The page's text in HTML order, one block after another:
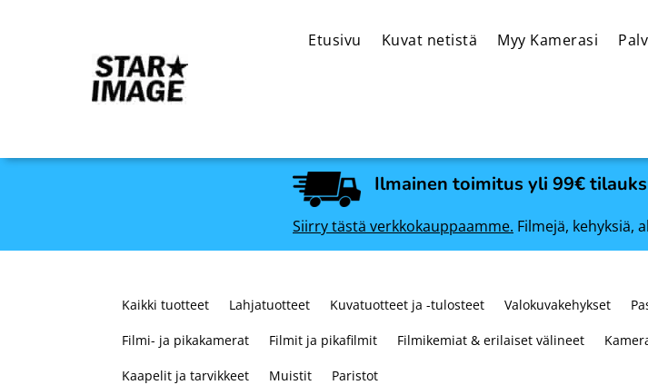
Etusivu Kuvat netistä Myy Kamerasi
Ilmainen toimitus yli 99€
Siirry tästä verkkokauppaamme. Filmejä, kehyksiä,
Kaikki tuotteet Lahjatuotteet Kuvatuotteet ja -tulosteet Valokuvakehykset
Filmi- ja pikakamerat Filmit ja pikafilmit Filmikemiat & erilaiset välineet
Kaapelit ja tarvikkeet Muistit Paristot